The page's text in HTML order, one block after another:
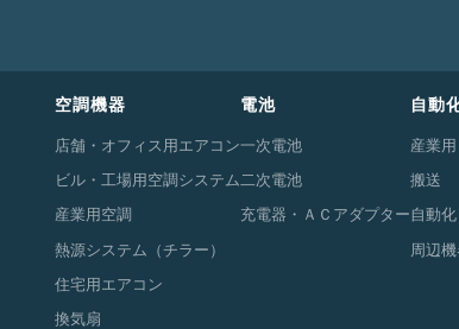
空調機器
店舗・オフィス用エアコン
ビル・工場用空調システム
産業用空調
熱源システム（チラー）
住宅用エアコン
換気扇
電池
一次電池
二次電池
充電器・ＡＣアダプター
自動
産業
搬送
自動
周辺